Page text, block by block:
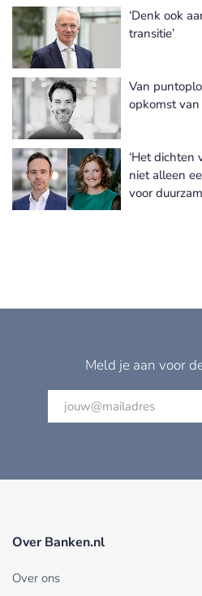
‘Denk ook
transitie’
Van
opkomst
‘Het dichten
niet alleen
voor
Meld je aan voor
Over Banken.nl
Over ons